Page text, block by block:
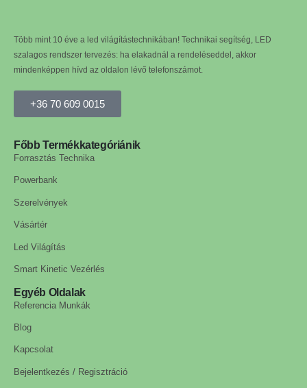
Több mint 10 éve a led világítástechnikában! Technikai segítség, LED
szalagos rendszer tervezés: ha elakadnál a rendeléseddel, akkor
mindenképpen hívd az oldalon lévő telefonszámot.
+36 70 609 0015
Főbb Termékkategóriánik
Forrasztás Technika
Powerbank
Szerelvények
Vásártér
Led Világítás
Smart Kinetic Vezérlés
Egyéb Oldalak
Referencia Munkák
Blog
Kapcsolat
Bejelentkezés / Regisztráció